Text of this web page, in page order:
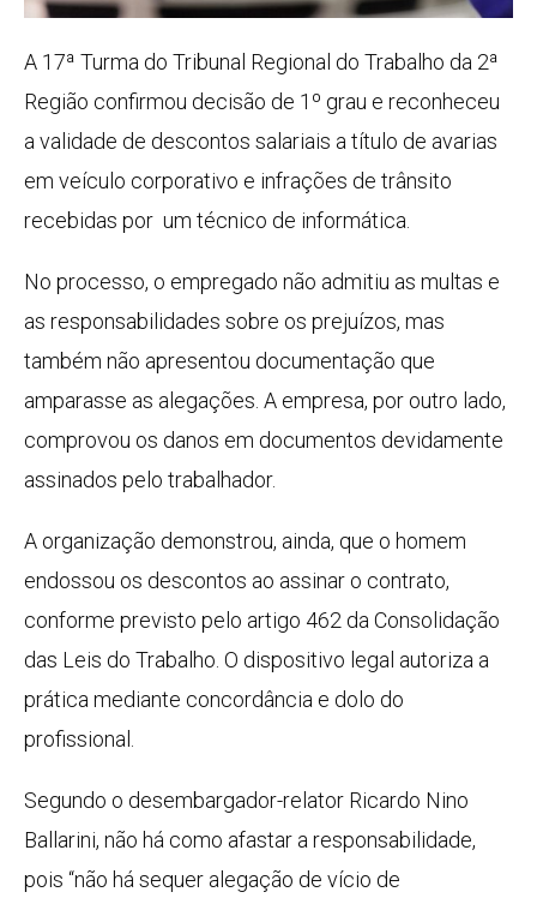
A 17ª Turma do Tribunal Regional do Trabalho da 2ª
Região confirmou decisão de 1º grau e reconheceu
a validade de descontos salariais a título de avarias
em veículo corporativo e infrações de trânsito
recebidas por um técnico de informática.
No processo, o empregado não admitiu as multas e
as responsabilidades sobre os prejuízos, mas
também não apresentou documentação que
amparasse as alegações. A empresa, por outro lado,
comprovou os danos em documentos devidamente
assinados pelo trabalhador.
A organização demonstrou, ainda, que o homem
endossou os descontos ao assinar o contrato,
conforme previsto pelo artigo 462 da Consolidação
das Leis do Trabalho. O dispositivo legal autoriza a
prática mediante concordância e dolo do
profissional.
Segundo o desembargador-relator Ricardo Nino
Ballarini, não há como afastar a responsabilidade,
pois “não há sequer alegação de vício de